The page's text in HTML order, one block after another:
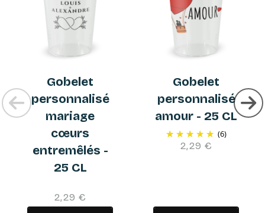
Gobelet
personnalisé
mariage
cœurs
entremêlés -
25 CL
2,29 €
Gobelet
personnalisé
amour - 25 CL
(6)
2,29 €